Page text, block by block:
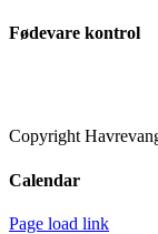
Fødevare kontrol
Copyright
Toggle
Bar
Calendar
Page load link